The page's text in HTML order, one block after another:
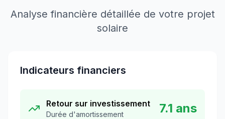
Analyse financière détaillée de votre projet
solaire
Indicateurs financiers
Retour sur investissement
Durée d'amortissement 7.1 ans